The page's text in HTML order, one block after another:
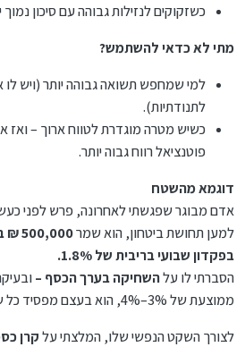
כשזקוקים לנזילות גבוהה עם סיכון נמוך
מתי לא כדאי להשתמש?
למי שמחפש תשואה גבוהה יותר (ויש לו
לתנודתיות).
כשיש מטרה מוגדרת לטווח ארוך – ואז
פוטנציאל רווח גבוה יותר.
דוגמא מהשטח
אדם מבוגר שפגשתי לאחרונה, פרש לפני
למען תחושת ביטחון, הוא שמר500,000 ₪ בעו"ש
בפקדון שבועי בריבית של 1.8%.
הסברתי לו עלהשחיקה בערך הכסף –
ממוצעת של 3%–4%, הוא בעצם מפסיד כל שנה.
לצורך השקט הנפשי שלו, המלצתי עלקרן